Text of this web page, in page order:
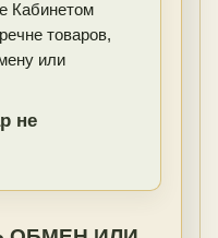
Кабинетом
товаров,
или
не